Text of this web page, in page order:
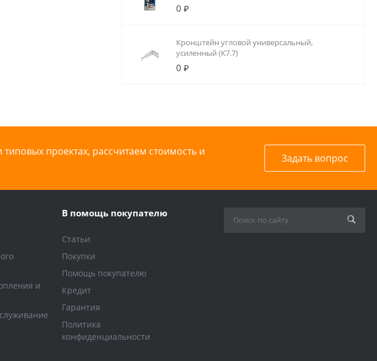
0 ₽
Кронштейн угловой универсальный,
усиленный (К7.7)
0 ₽
проектах, рассчитаем стоимость и
Задать вопрос
и
В помощь покупателю
Статьи
Покупки
Помощь покупателю
Кредит
Гарантия
Политика
конфиденциальности